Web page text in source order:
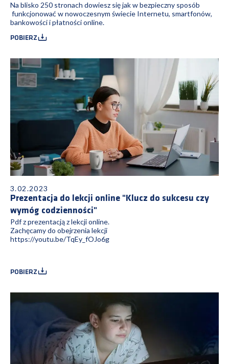
Na blisko 250 stronach dowiesz się jak w bezpieczny sposób
funkcjonować w nowoczesnym świecie Internetu, smartfonów,
bankowości i płatności online.
POBIERZ
3.02.2023
Prezentacja do lekcji online "Klucz do sukcesu czy
wymóg codzienności"
Pdf z prezentacją z lekcji online.
Zachęcamy do obejrzenia lekcji
https://youtu.be/TqEy_fOJo6g
POBIERZ